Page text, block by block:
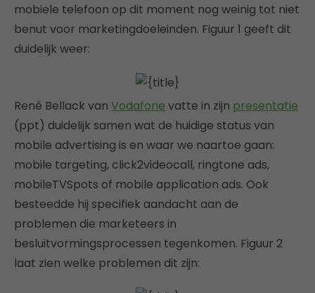
mobiele telefoon op dit moment nog weinig tot niet
benut voor marketingdoeleinden. Figuur 1 geeft dit
duidelijk weer:
René Bellack van Vodafone vatte in zijn presentatie
(ppt) duidelijk samen wat de huidige status van
mobile advertising is en waar we naartoe gaan:
mobile targeting, click2videocall, ringtone ads,
mobileTVSpots of mobile application ads. Ook
besteedde hij specifiek aandacht aan de
problemen die marketeers in
besluitvormingsprocessen tegenkomen. Figuur 2
laat zien welke problemen dit zijn: